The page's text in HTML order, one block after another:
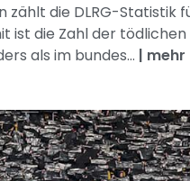
zählt die DLRG-Statistik
ist die Zahl der tödlichen
als im bundes... | mehr